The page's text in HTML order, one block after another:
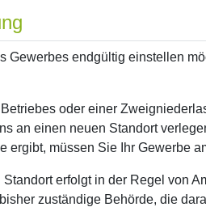
Gewerbes endgültig einstellen
oder einer
an einen neuen Standort
ergibt, müssen Sie Ihr Gewerbe
erfolgt in der Regel von
zuständige Behörde, die